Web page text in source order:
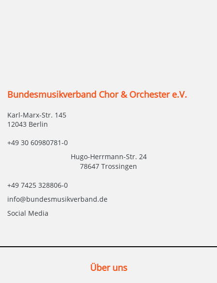
Bundesmusikverband Chor & Orchester e.V.
Karl-Marx-Str. 145
12043 Berlin
+49 30 60980781-0
Hugo-Herrmann-Str. 24
78647 Trossingen
+49 7425 328806-0
info@bundesmusikverband.de
Social Media
Über uns